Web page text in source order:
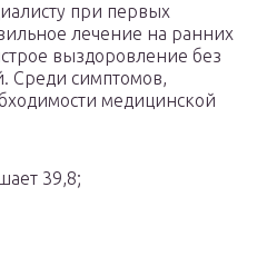
при первых
лечение на ранних
выздоровление без
Среди симптомов,
медицинской
39,8;